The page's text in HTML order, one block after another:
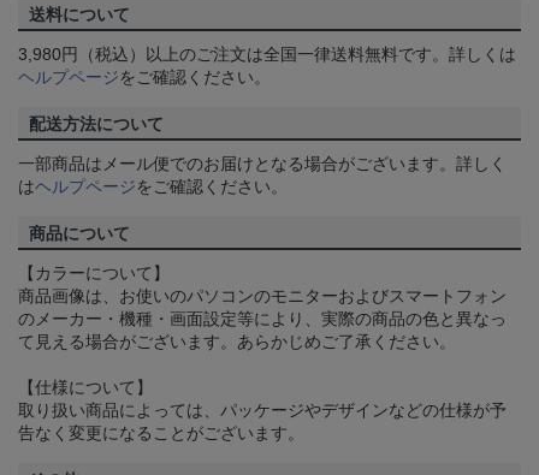
送料について
3,980円（税込）以上のご注文は全国一律送料無料です。詳しくは
ヘルプページをご確認ください。
配送方法について
一部商品はメール便でのお届けとなる場合がございます。詳しく
はヘルプページをご確認ください。
商品について
【カラーについて】
商品画像は、お使いのパソコンのモニターおよびスマートフォン
のメーカー・機種・画面設定等により、実際の商品の色と異なっ
て見える場合がございます。あらかじめご了承ください。
【仕様について】
取り扱い商品によっては、パッケージやデザインなどの仕様が予
告なく変更になることがございます。